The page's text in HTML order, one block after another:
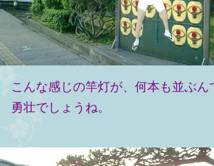
こんな感じの竿灯が、 何本も並ぶん
勇壮でしょうね。